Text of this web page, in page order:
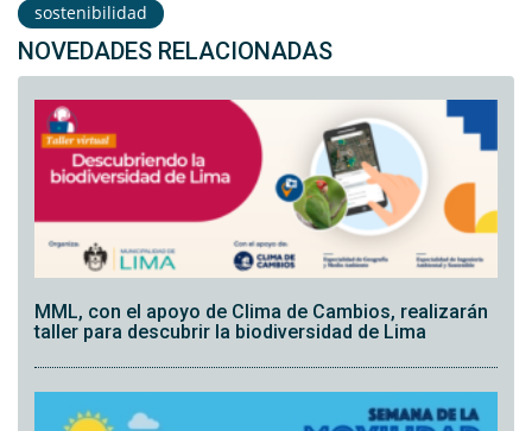
sostenibilidad
NOVEDADES RELACIONADAS
MML, con el apoyo de Clima de Cambios, realizarán
taller para descubrir la biodiversidad de Lima